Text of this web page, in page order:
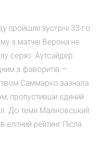
пройшли зустрічі 33-го
з матчів Верона не
серію. Аутсайдер
з фаворитів —
Саммарко зазнала
пропустивши єдиний
До теми Маліновський
рейтинг Після